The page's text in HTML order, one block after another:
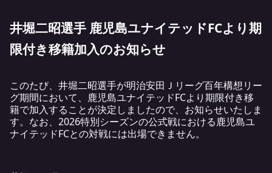
井堀二昭選手 鹿児島ユナイテッドFCより期
限付き移籍加入のお知らせ
このたび、井堀二昭選手が明治安田Ｊリーグ百年構想リー
グ期間において、鹿児島ユナイテッドFCより期限付き移
籍で加入することが決定しましたので、お知らせいたしま
す。なお、2026特別シーズンの公式戦における鹿児島ユ
ナイテッドFCとの対戦には出場できません。